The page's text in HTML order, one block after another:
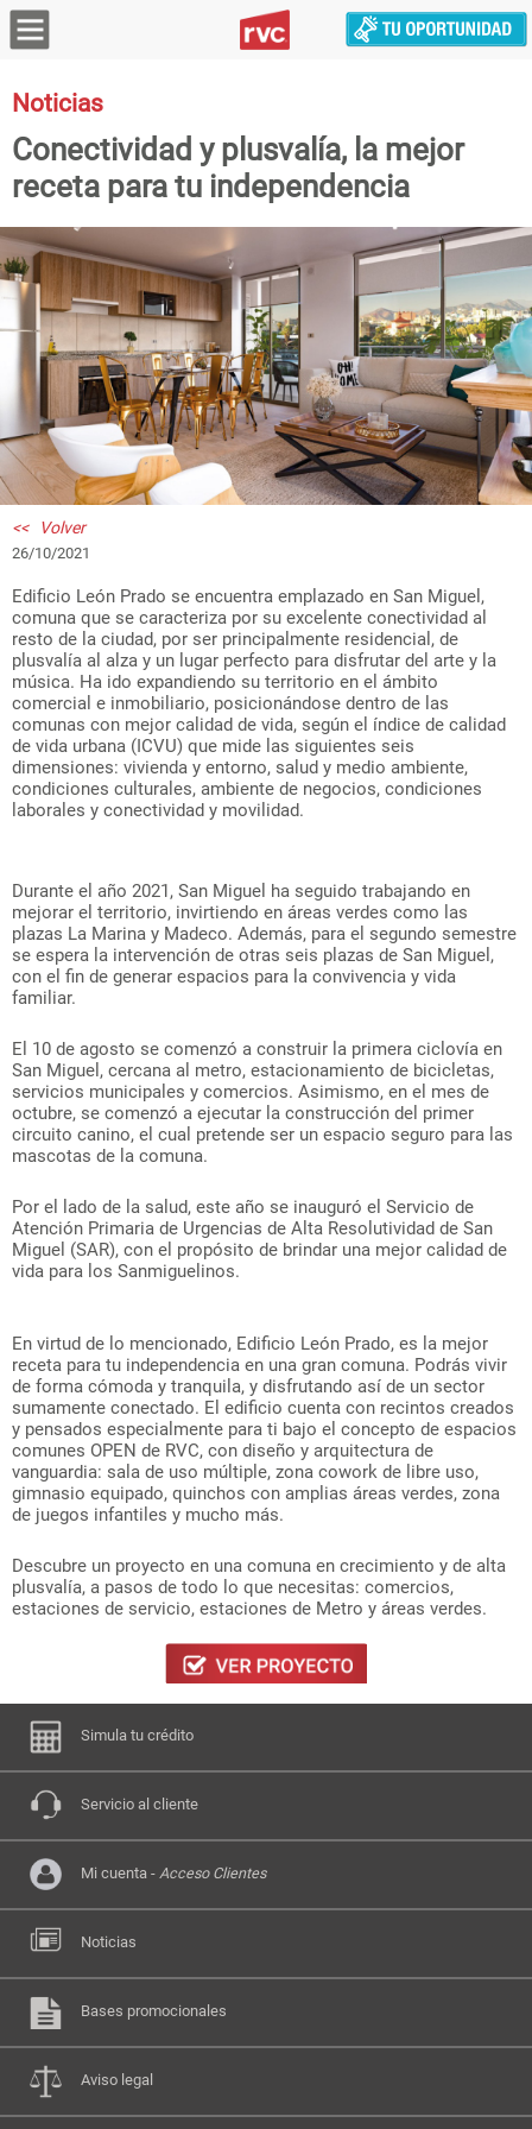
Noticias
Conectividad y plusvalía, la mejor
receta para tu independencia
<< Volver
26/10/2021
Edificio León Prado se encuentra emplazado en San Miguel,
comuna que se caracteriza por su excelente conectividad al
resto de la ciudad, por ser principalmente residencial, de
plusvalía al alza y un lugar perfecto para disfrutar del arte y la
música. Ha ido expandiendo su territorio en el ámbito
comercial e inmobiliario, posicionándose dentro de las
comunas con mejor calidad de vida, según el índice de calidad
de vida urbana (ICVU) que mide las siguientes seis
dimensiones: vivienda y entorno, salud y medio ambiente,
condiciones culturales, ambiente de negocios, condiciones
laborales y conectividad y movilidad.
Durante el año 2021, San Miguel ha seguido trabajando en
mejorar el territorio, invirtiendo en áreas verdes como las
plazas La Marina y Madeco. Además, para el segundo semestre
se espera la intervención de otras seis plazas de San Miguel,
con el fin de generar espacios para la convivencia y vida
familiar.
El 10 de agosto se comenzó a construir la primera ciclovía en
San Miguel, cercana al metro, estacionamiento de bicicletas,
servicios municipales y comercios. Asimismo, en el mes de
octubre, se comenzó a ejecutar la construcción del primer
circuito canino, el cual pretende ser un espacio seguro para las
mascotas de la comuna.
Por el lado de la salud, este año se inauguró el Servicio de
Atención Primaria de Urgencias de Alta Resolutividad de San
Miguel (SAR), con el propósito de brindar una mejor calidad de
vida para los Sanmiguelinos.
En virtud de lo mencionado, Edificio León Prado, es la mejor
receta para tu independencia en una gran comuna. Podrás vivir
de forma cómoda y tranquila, y disfrutando así de un sector
sumamente conectado. El edificio cuenta con recintos creados
y pensados especialmente para ti bajo el concepto de espacios
comunes OPEN de RVC, con diseño y arquitectura de
vanguardia: sala de uso múltiple, zona cowork de libre uso,
gimnasio equipado, quinchos con amplias áreas verdes, zona
de juegos infantiles y mucho más.
Descubre un proyecto en una comuna en crecimiento y de alta
plusvalía, a pasos de todo lo que necesitas: comercios,
estaciones de servicio, estaciones de Metro y áreas verdes.
Simula tu crédito
Servicio al cliente
Mi cuenta - Acceso Clientes
Noticias
Bases promocionales
Aviso legal